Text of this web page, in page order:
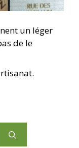
un léger
de le